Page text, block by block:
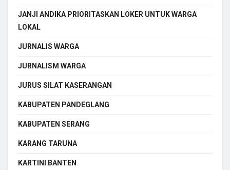
JANJI ANDIKA PRIORITASKAN LOKER UNTUK WARGA
LOKAL
JURNALIS WARGA
JURNALISM WARGA
JURUS SILAT KASERANGAN
KABUPATEN PANDEGLANG
KABUPATEN SERANG
KARANG TARUNA
KARTINI BANTEN